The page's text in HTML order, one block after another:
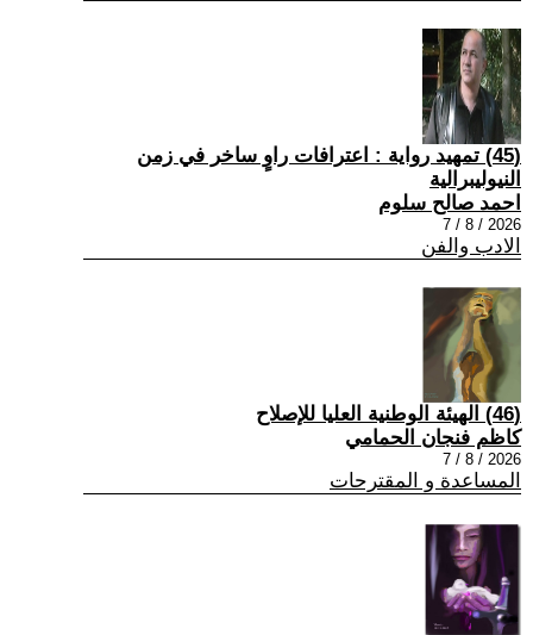
(45) تمهيد رواية : اعترافات راوٍ ساخر في زمن
النيوليبرالية
احمد صالح سلوم
2026 / 8 / 7
الادب والفن
(46) الهيئة الوطنية العليا للإصلاح
كاظم فنجان الحمامي
2026 / 8 / 7
المساعدة و المقترحات